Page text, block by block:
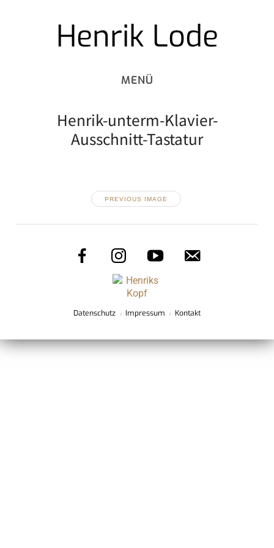
Henrik Lode
Henrik-unterm-Klavier-
Ausschnitt-Tastatur
PREVIOUS IMAGE
Datenschutz Impressum Kontakt